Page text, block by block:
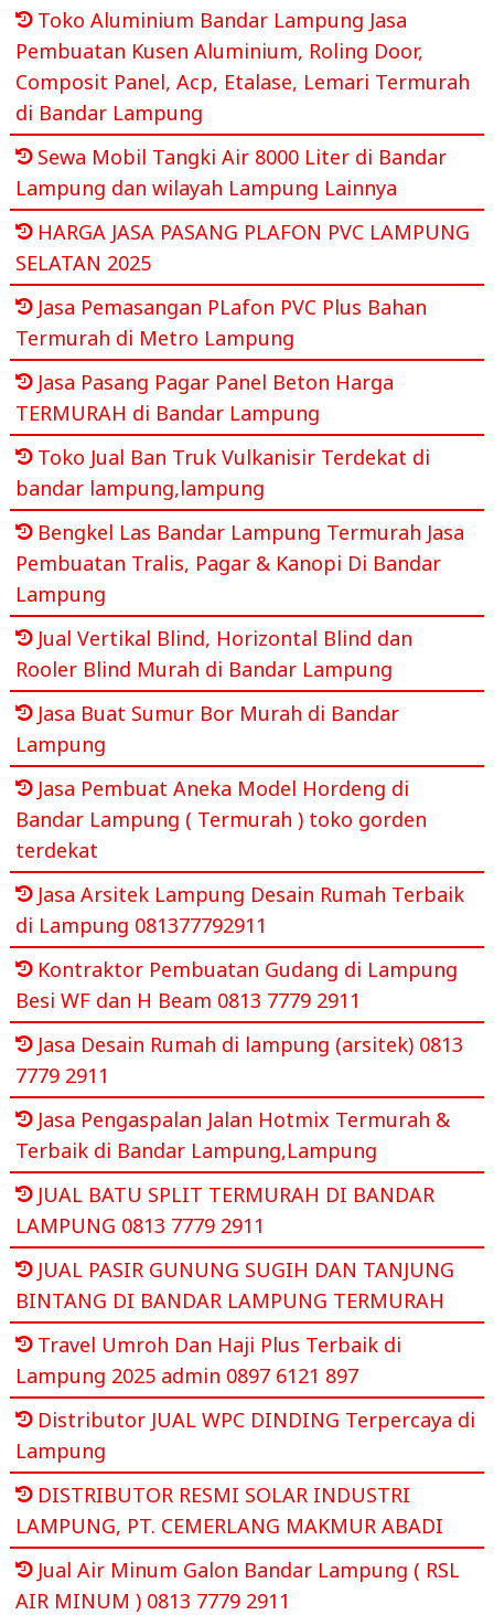
Toko Aluminium Bandar Lampung Jasa
Pembuatan Kusen Aluminium, Roling Door,
Composit Panel, Acp, Etalase, Lemari Termurah
di Bandar Lampung
Sewa Mobil Tangki Air 8000 Liter di Bandar
Lampung dan wilayah Lampung Lainnya
HARGA JASA PASANG PLAFON PVC LAMPUNG
SELATAN 2025
Jasa Pemasangan PLafon PVC Plus Bahan
Termurah di Metro Lampung
Jasa Pasang Pagar Panel Beton Harga
TERMURAH di Bandar Lampung
Toko Jual Ban Truk Vulkanisir Terdekat di
bandar lampung,lampung
Bengkel Las Bandar Lampung Termurah Jasa
Pembuatan Tralis, Pagar & Kanopi Di Bandar
Lampung
Jual Vertikal Blind, Horizontal Blind dan
Rooler Blind Murah di Bandar Lampung
Jasa Buat Sumur Bor Murah di Bandar
Lampung
Jasa Pembuat Aneka Model Hordeng di
Bandar Lampung ( Termurah ) toko gorden
terdekat
Jasa Arsitek Lampung Desain Rumah Terbaik
di Lampung 081377792911
Kontraktor Pembuatan Gudang di Lampung
Besi WF dan H Beam 0813 7779 2911
Jasa Desain Rumah di lampung (arsitek) 0813
7779 2911
Jasa Pengaspalan Jalan Hotmix Termurah &
Terbaik di Bandar Lampung,Lampung
JUAL BATU SPLIT TERMURAH DI BANDAR
LAMPUNG 0813 7779 2911
JUAL PASIR GUNUNG SUGIH DAN TANJUNG
BINTANG DI BANDAR LAMPUNG TERMURAH
Travel Umroh Dan Haji Plus Terbaik di
Lampung 2025 admin 0897 6121 897
Distributor JUAL WPC DINDING Terpercaya di
Lampung
DISTRIBUTOR RESMI SOLAR INDUSTRI
LAMPUNG, PT. CEMERLANG MAKMUR ABADI
Jual Air Minum Galon Bandar Lampung ( RSL
AIR MINUM ) 0813 7779 2911